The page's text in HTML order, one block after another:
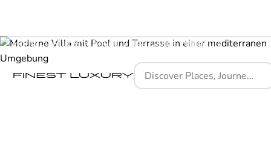
Home Places Bayou Villas Delice Peninsula